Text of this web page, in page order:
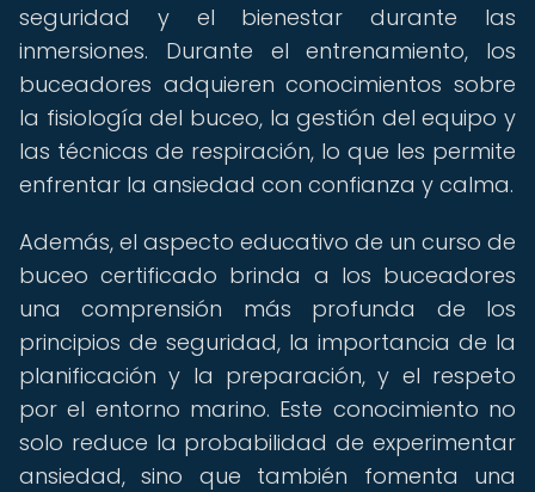
seguridad y el bienestar durante las
inmersiones. Durante el entrenamiento, los
buceadores adquieren conocimientos sobre
la fisiología del buceo, la gestión del equipo y
las técnicas de respiración, lo que les permite
enfrentar la ansiedad con confianza y calma.
Además, el aspecto educativo de un curso de
buceo certificado brinda a los buceadores
una comprensión más profunda de los
principios de seguridad, la importancia de la
planificación y la preparación, y el respeto
por el entorno marino. Este conocimiento no
solo reduce la probabilidad de experimentar
ansiedad, sino que también fomenta una